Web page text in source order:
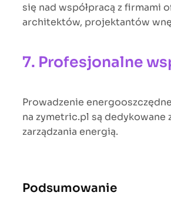
się nad współpracą z firmami
architektów, projektantów
7. Profesjonalne
Prowadzenie
na zymetric.pl są
zarządzania energią.
Podsumowanie